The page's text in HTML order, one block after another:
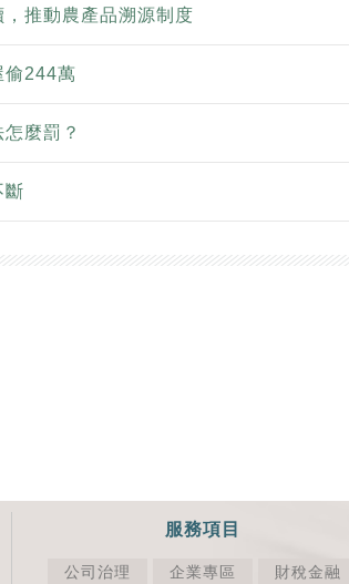
推動農產品溯源制度
244萬
麼罰？
斷
服務項目
公司治理 企業專區 財稅金融